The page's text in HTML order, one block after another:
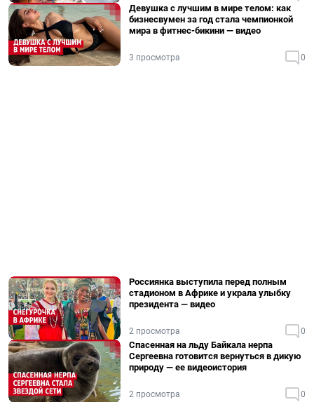
Девушка с лучшим в мире телом: как
бизнесвумен за год стала чемпионкой
мира в фитнес-бикини — видео
3 просмотра 0
Россиянка выступила перед полным
стадионом в Африке и украла улыбку
президента — видео
2 просмотра 0
Спасенная на льду Байкала нерпа
Сергеевна готовится вернуться в дикую
природу — ее видеоистория
2 просмотра 0